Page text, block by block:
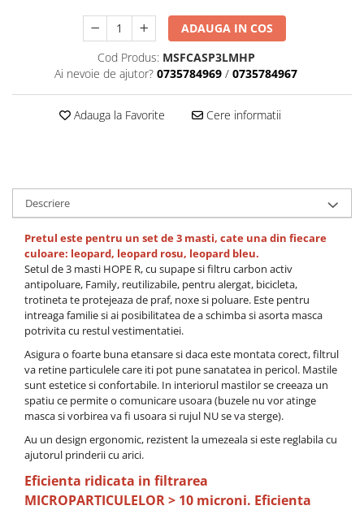
Consumabile compatibile
Jucarii interactive
Manopera instalare
Masti sport, protectie antipoluare
Monitoare LED
Tastaturi si huse tablete
ADAUGA IN COS
Cod Produs: MSFCASP3LMHP
Ai nevoie de ajutor? 0735784969 / 0735784967
Adauga la Favorite Cere informatii
Descriere
Pretul este pentru un set de 3 masti, cate una din fiecare
culoare: leopard, leopard rosu, leopard bleu.
Setul de 3 masti HOPE R, cu supape si filtru carbon activ
antipoluare, Family, reutilizabile, pentru alergat, bicicleta,
trotineta te protejeaza de praf, noxe si poluare. Este pentru
intreaga familie si ai posibilitatea de a schimba si asorta masca
potrivita cu restul vestimentatiei.
Asigura o foarte buna etansare si daca este montata corect, filtrul
va retine particulele care iti pot pune sanatatea in pericol. Mastile
sunt estetice si confortabile. In interiorul mastilor se creeaza un
spatiu ce permite o comunicare usoara (buzele nu vor atinge
masca si vorbirea va fi usoara si rujul NU se va sterge).
Au un design ergonomic, rezistent la umezeala si este reglabila cu
ajutorul prinderii cu arici.
Eficienta ridicata in filtrarea
MICROPARTICULELOR > 10 microni. Eficienta